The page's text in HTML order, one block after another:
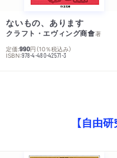
ないもの、あります
クラフト・エヴィング商會著
定価:990円 （10％税込み）
ISBN:978-4-480-42571-3
【自由